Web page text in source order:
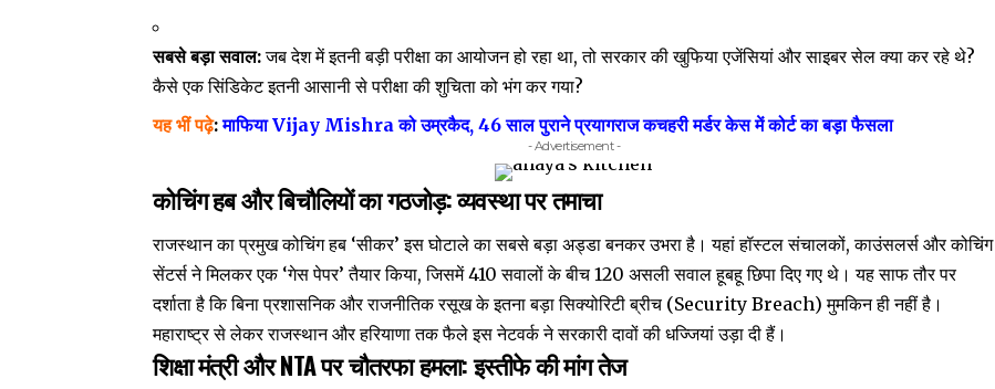
सबसे बड़ा सवाल:जब देश में इतनी बड़ी परीक्षा का आयोजन हो रहा था, तो सरकार की खुफिया एजेंसियां और साइबर सेल क्या कर रहे थे?
कैसे एक सिंडिकेट इतनी आसानी से परीक्षा की शुचिता को भंग कर गया?
यह भीं पढ़े:माफिया Vijay Mishra को उम्रकैद, 46 साल पुराने प्रयागराज कचहरी मर्डर केस में कोर्ट का बड़ा फैसला
- Advertisement -
कोचिंग हब और बिचौलियों का गठजोड़: व्यवस्था पर तमाचा
राजस्थान का प्रमुख कोचिंग हब ‘सीकर’ इस घोटाले का सबसे बड़ा अड्डा बनकर उभरा है। यहां हॉस्टल संचालकों, काउंसलर्स और कोचिंग
सेंटर्स ने मिलकर एक ‘गेस पेपर’ तैयार किया, जिसमें 410 सवालों के बीच 120 असली सवाल हूबहू छिपा दिए गए थे। यह साफ तौर पर
दर्शाता है कि बिना प्रशासनिक और राजनीतिक रसूख के इतना बड़ा सिक्योरिटी ब्रीच (Security Breach) मुमकिन ही नहीं है।
महाराष्ट्र से लेकर राजस्थान और हरियाणा तक फैले इस नेटवर्क ने सरकारी दावों की धज्जियां उड़ा दी हैं।
शिक्षा मंत्री और NTA पर चौतरफा हमला: इस्तीफे की मांग तेज